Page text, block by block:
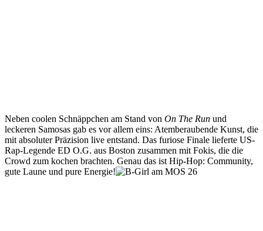
Neben coolen Schnäppchen am Stand von On The Run und
leckeren Samosas gab es vor allem eins: Atemberaubende Kunst, die
mit absoluter Präzision live entstand. Das furiose Finale lieferte US-
Rap-Legende ED O.G. aus Boston zusammen mit Fokis, die die
Crowd zum kochen brachten. Genau das ist Hip-Hop: Community,
gute Laune und pure Energie!